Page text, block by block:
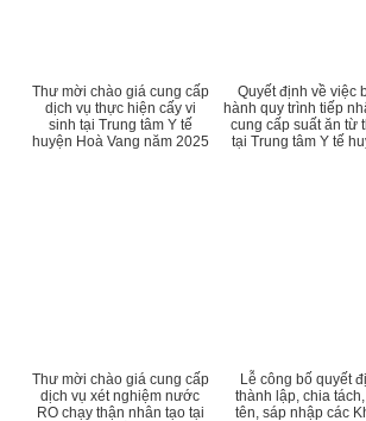
Thư mời chào giá cung cấp
dịch vụ thực hiện cấy vi
sinh tại Trung tâm Y tế
huyện Hoà Vang năm 2025
Quyết định về việc
hành quy trình tiếp
cung cấp suất ăn từ
tại Trung tâm Y tế
Thư mời chào giá cung cấp
dịch vụ xét nghiệm nước
RO chạy thận nhân tạo tại
Lễ công bố quyết
thành lập, chia
tên, sáp nhập các